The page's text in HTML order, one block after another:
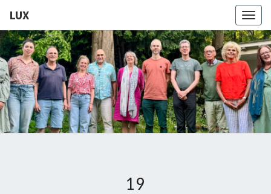
LUX
LUX
Kamerkoor
Onder
Leiding
Van
Angeliki
Ploka
19